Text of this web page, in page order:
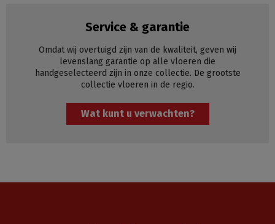
Service & garantie
Omdat wij overtuigd zijn van de kwaliteit, geven wij
levenslang garantie op alle vloeren die
handgeselecteerd zijn in onze collectie. De grootste
collectie vloeren in de regio.
Wat kunt u verwachten?